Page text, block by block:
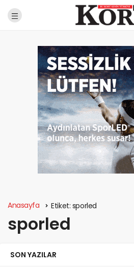
Anasayfa Etiket: sporled
sporled
SON YAZILAR